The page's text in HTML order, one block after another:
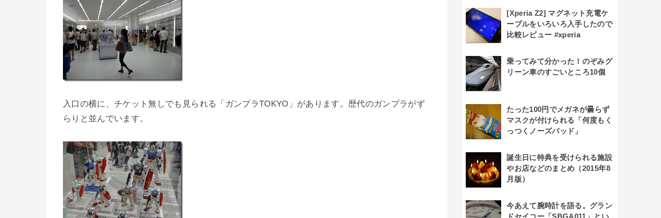
入口の横に、チケット無しでも見られる「ガンプラTOKYO」があります。歴代のガンプラがず
らりと並んでいます。
[Xperia Z2] マグネット充電ケ
ーブルをいろいろ入手したので
比較レビュー #xperia
乗ってみて分かった！のぞみグ
リーン車のすごいところ10個
たった100円でメガネが曇らず
マスクが付けられる「何度もく
っつくノーズパッド」
誕生日に特典を受けられる施設
やお店などのまとめ（2015年8
月版）
今あえて腕時計を語る。グラン
ドセイコー「SBGA011」とい